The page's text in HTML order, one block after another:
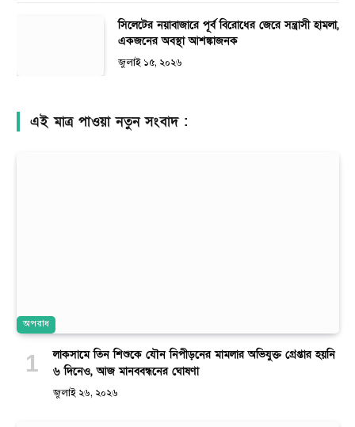
সিলেটের নয়াবাজারে পূর্ব বিরোধের জেরে সন্ত্রাসী হামলা,
একজনের অবস্থা আশঙ্কাজনক
জুলাই ১৫, ২০২৬
এই মাত্র পাওয়া নতুন সংবাদ :
অপরাধ
লাকসামে তিন শিশুকে যৌন নিপীড়নের মামলার অভিযুক্ত গ্রেপ্তার হয়নি
৬ দিনেও, আজ মানববন্ধনের ঘোষণা
জুলাই ২৬, ২০২৬